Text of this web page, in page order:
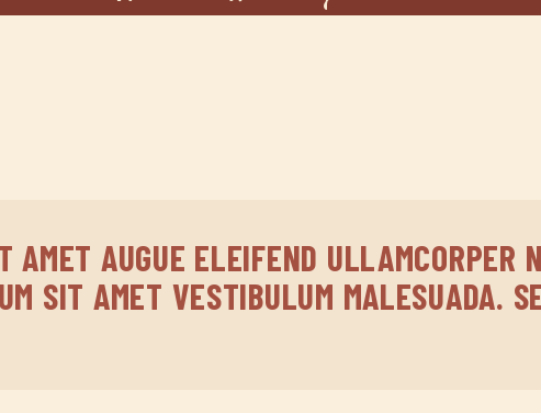
AMET AUGUE ELEIFEND ULLAMCORPER
SIT AMET VESTIBULUM MALESUADA.